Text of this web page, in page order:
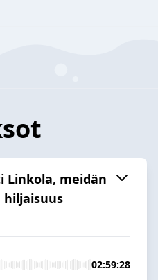
Linkola, meidän
hiljaisuus
02:59:28